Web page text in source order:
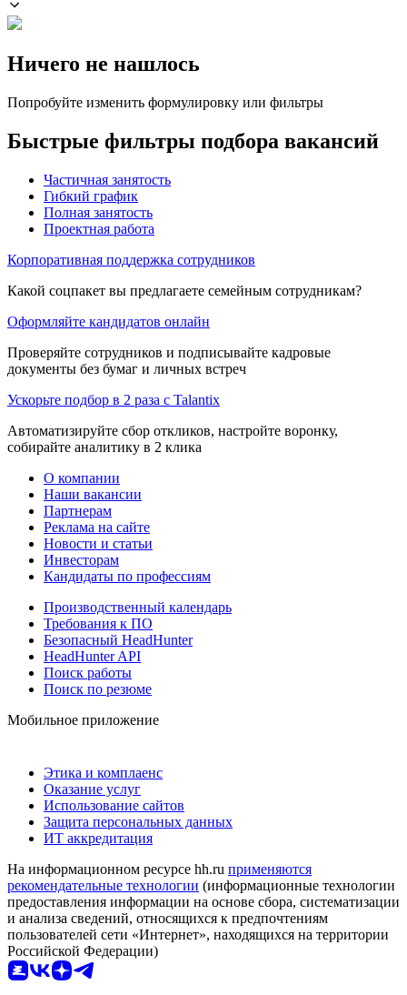
Ничего не нашлось
Попробуйте изменить формулировку или фильтры
Быстрые фильтры подбора вакансий
Частичная занятость
Гибкий график
Полная занятость
Проектная работа
Корпоративная поддержка сотрудников
Какой соцпакет вы предлагаете семейным сотрудникам?
Оформляйте кандидатов онлайн
Проверяйте сотрудников и подписывайте кадровые
документы без бумаг и личных встреч
Ускорьте подбор в 2 раза с Talantix
Автоматизируйте сбор откликов, настройте воронку,
собирайте аналитику в 2 клика
О компании
Наши вакансии
Партнерам
Реклама на сайте
Новости и статьи
Инвесторам
Кандидаты по профессиям
Производственный календарь
Требования к ПО
Безопасный HeadHunter
HeadHunter API
Поиск работы
Поиск по резюме
Мобильное приложение
Этика и комплаенс
Оказание услуг
Использование сайтов
Защита персональных данных
ИТ аккредитация
На информационном ресурсе hh.ru применяются
рекомендательные технологии (информационные технологии
предоставления информации на основе сбора, систематизации
и анализа сведений, относящихся к предпочтениям
пользователей сети «Интернет», находящихся на территории
Российской Федерации)